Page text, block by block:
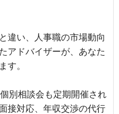
違い、人事職の市場動向
アドバイザーが、あなた
す。
別相談会も定期開催され
接対応、年収交渉の代行